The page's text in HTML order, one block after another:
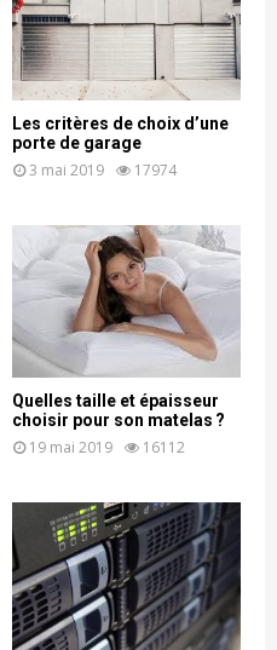
Les critères de choix d’une
porte de garage
3 mai 2019 17974
Quelles taille et épaisseur
choisir pour son matelas ?
19 mai 2019 16112